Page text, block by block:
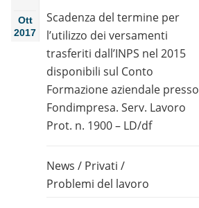
Ott
2017
Scadenza del termine per
l’utilizzo dei versamenti
trasferiti dall’INPS nel 2015
disponibili sul Conto
Formazione aziendale presso
Fondimpresa. Serv. Lavoro
Prot. n. 1900 – LD/df
News / Privati /
Problemi del lavoro